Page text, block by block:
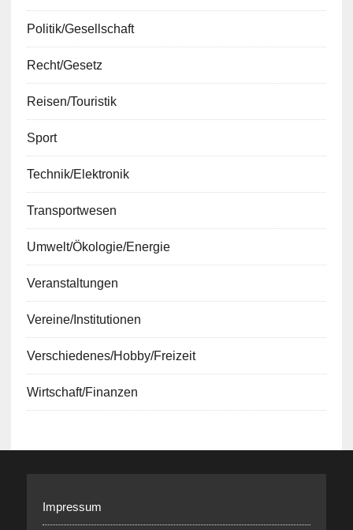
Politik/Gesellschaft
Recht/Gesetz
Reisen/Touristik
Sport
Technik/Elektronik
Transportwesen
Umwelt/Ökologie/Energie
Veranstaltungen
Vereine/Institutionen
Verschiedenes/Hobby/Freizeit
Wirtschaft/Finanzen
Impressum